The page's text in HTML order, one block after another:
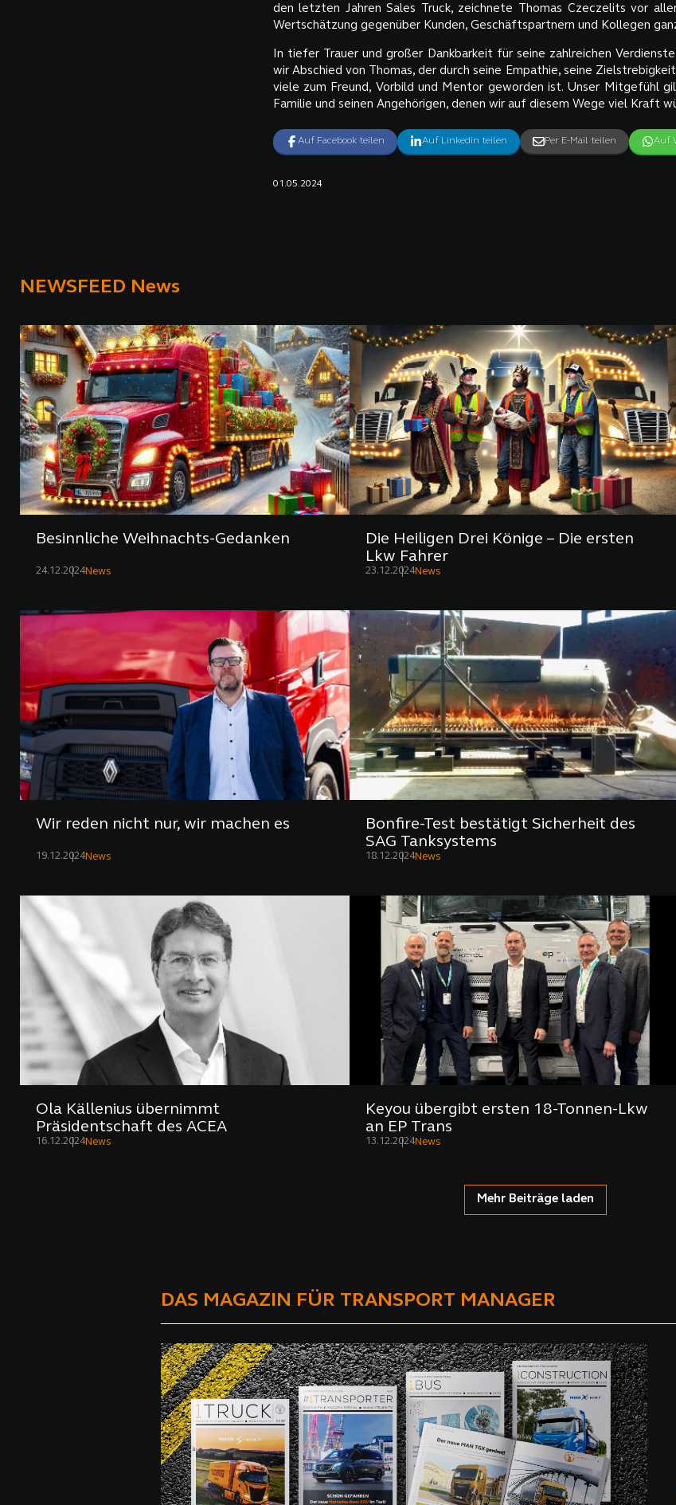
den letzten Jahren Sales Truck, zeichnete Thomas Czeczelits vor
Wertschätzung gegenüber Kunden, Geschäftspartnern und Kollegen
In tiefer Trauer und großer Dankbarkeit für seine zahlreichen
wir Abschied von Thomas, der durch seine Empathie, seine
viele zum Freund, Vorbild und Mentor geworden ist. Unser Mitgefühl
Familie und seinen Angehörigen, denen wir auf diesem Wege viel Kraft
Auf Facebook teilen Auf Linkedin teilen Per E-Mail teilen Auf
01.05.2024
NEWSFEED News
Besinnliche Weihnachts-Gedanken
24.12.2024News
Die Heiligen Drei Könige – Die ersten
Lkw Fahrer
23.12.2024News
Wir reden nicht nur, wir machen es
19.12.2024News
Bonfire-Test bestätigt Sicherheit des
SAG Tanksystems
18.12.2024News
Ola Källenius übernimmt
Präsidentschaft des ACEA
16.12.2024News
Keyou übergibt ersten 18-Tonnen-Lkw
an EP Trans
13.12.2024News
Mehr Beiträge laden
DAS MAGAZIN FÜR TRANSPORT MANAGER